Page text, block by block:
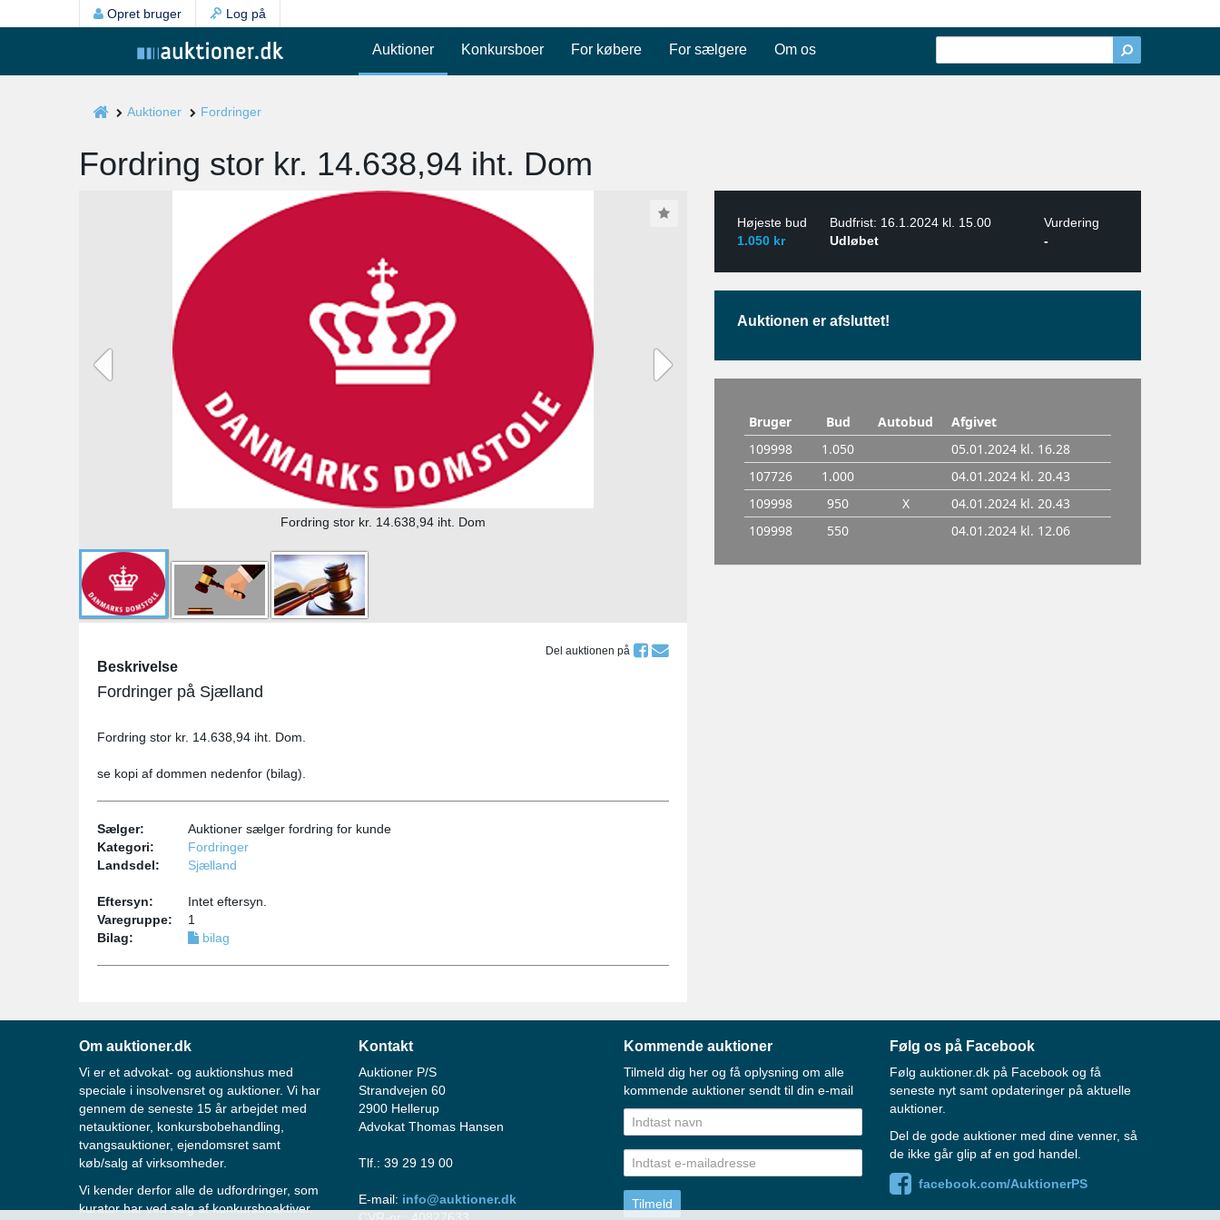
Opret bruger Log på
Auktioner Konkursboer For købere For sælgere Om os
Auktioner Fordringer
Fordring stor kr. 14.638,94 iht. Dom
Fordring stor kr. 14.638,94 iht. Dom
Del auktionen på
Beskrivelse
Fordringer på Sjælland
Fordring stor kr. 14.638,94 iht. Dom.
se kopi af dommen nedenfor (bilag).
Sælger:
Auktioner sælger fordring for kunde
Kategori:
Fordringer
Landsdel:
Sjælland
Eftersyn:
Intet eftersyn.
Varegruppe:
1
Bilag:
bilag
Højeste bud Budfrist: 16.1.2024 kl. 15.00
Vurdering
1.050 kr
Udløbet -
Auktionen er afsluttet!
Om auktioner.dk
Vi er et advokat- og auktionshus med
speciale i insolvensret og auktioner. Vi har
gennem de seneste 15 år arbejdet med
netauktioner, konkursbobehandling,
tvangsauktioner, ejendomsret samt
køb/salg af virksomheder.
Vi kender derfor alle de udfordringer, som
kurator har ved salg af konkursboaktiver.
Kontakt
Auktioner P/S
Strandvejen 60
2900 Hellerup
Advokat Thomas Hansen
Tlf.: 39 29 19 00
E-mail: info@auktioner.dk
Kommende auktioner
Tilmeld dig her og få oplysning om alle
kommende auktioner sendt til din e-mail
Følg os på Facebook
Følg auktioner.dk på Facebook og få
seneste nyt samt opdateringer på aktuelle
auktioner.
Del de gode auktioner med dine venner, så
de ikke går glip af en god handel.
facebook.com/AuktionerPS